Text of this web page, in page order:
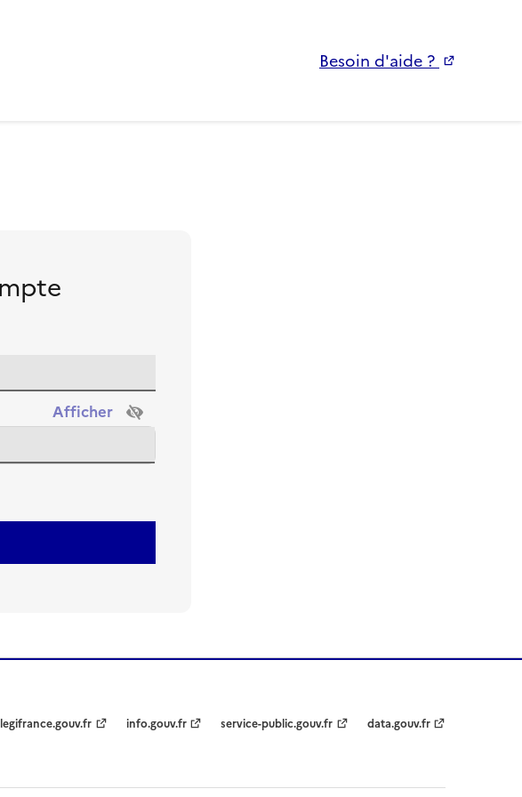
Besoin d'aide ?
legifrance.gouv.fr info.gouv.fr service-public.gouv.fr data.gouv.fr